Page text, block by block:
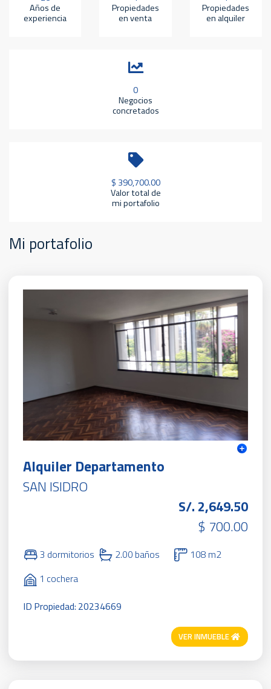
Años de
experiencia
Propiedades
en venta
Propiedades
en alquiler
0
Negocios
concretados
$ 390,700.00
Valor total de
mi portafolio
Mi portafolio
Alquiler Departamento
SAN ISIDRO
S/. 2,649.50
$ 700.00
3 dormitorios 2.00 baños
108 m2
1 cochera
ID Propiedad: 20234669
VER INMUEBLE